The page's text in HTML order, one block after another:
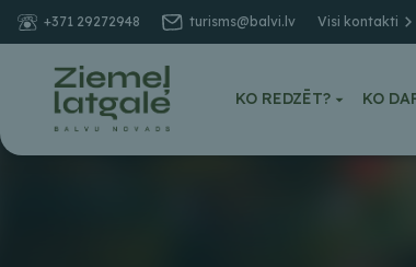
+371 29272948 turisms@balvi.lv Visi kontakti
KO REDZĒT? KO